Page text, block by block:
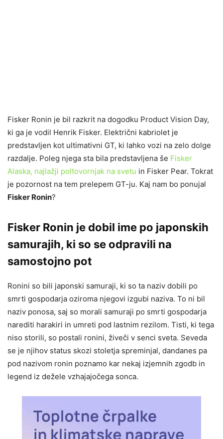
Fisker Ronin je bil razkrit na dogodku Product Vision Day,
ki ga je vodil Henrik Fisker. Električni kabriolet je
predstavljen kot ultimativni GT, ki lahko vozi na zelo dolge
razdalje. Poleg njega sta bila predstavljena še Fisker
Alaska, najlažji poltovornjak na svetu in Fisker Pear. Tokrat
je pozornost na tem prelepem GT-ju. Kaj nam bo ponujal
Fisker Ronin?
Fisker Ronin je dobil ime po japonskih
samurajih, ki so se odpravili na
samostojno pot
Ronini so bili japonski samuraji, ki so ta naziv dobili po
smrti gospodarja oziroma njegovi izgubi naziva. To ni bil
naziv ponosa, saj so morali samuraji po smrti gospodarja
narediti harakiri in umreti pod lastnim rezilom. Tisti, ki tega
niso storili, so postali ronini, živeči v senci sveta. Seveda
se je njihov status skozi stoletja spreminjal, dandanes pa
pod nazivom ronin poznamo kar nekaj izjemnih zgodb in
legend iz dežele vzhajajočega sonca.